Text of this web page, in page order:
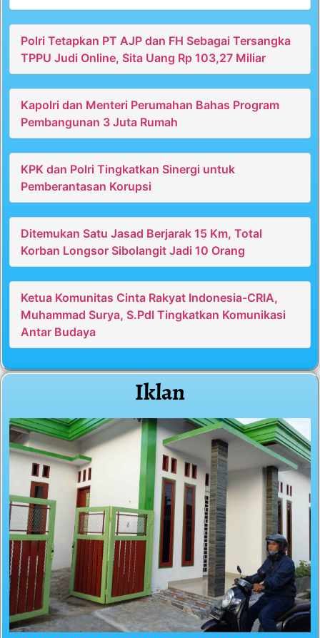
Polri Tetapkan PT AJP dan FH Sebagai Tersangka
TPPU Judi Online, Sita Uang Rp 103,27 Miliar
Kapolri dan Menteri Perumahan Bahas Program
Pembangunan 3 Juta Rumah
KPK dan Polri Tingkatkan Sinergi untuk
Pemberantasan Korupsi
Ditemukan Satu Jasad Berjarak 15 Km, Total
Korban Longsor Sibolangit Jadi 10 Orang
Ketua Komunitas Cinta Rakyat Indonesia-CRIA,
Muhammad Surya, S.PdI Tingkatkan Komunikasi
Antar Budaya
Iklan